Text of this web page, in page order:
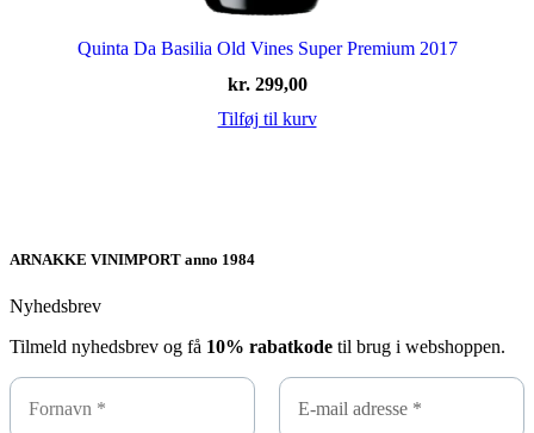
Quinta Da Basilia Old Vines Super Premium 2017
kr.299,00
Tilføj til kurv
ARNAKKE VINIMPORT anno 1984
Nyhedsbrev
Tilmeld nyhedsbrev og få 10% rabatkode til brug i webshoppen.